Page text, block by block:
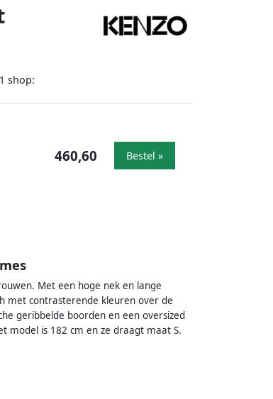
1 shop:
460,60 Bestel »
Met een hoge nek en lange
met contrasterende kleuren over de
geribbelde boorden en een oversized
model is 182 cm en ze draagt maat S.